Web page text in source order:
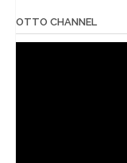
OTTO CHANNEL